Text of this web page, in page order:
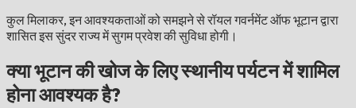
कुल मिलाकर, इन आवश्यकताओं को समझने से रॉयल गवर्नमेंट ऑफ भूटान द्वारा
शासित इस सुंदर राज्य में सुगम प्रवेश की सुविधा होगी।
क्या भूटान की खोज के लिए स्थानीय पर्यटन में शामिल
होना आवश्यक है?